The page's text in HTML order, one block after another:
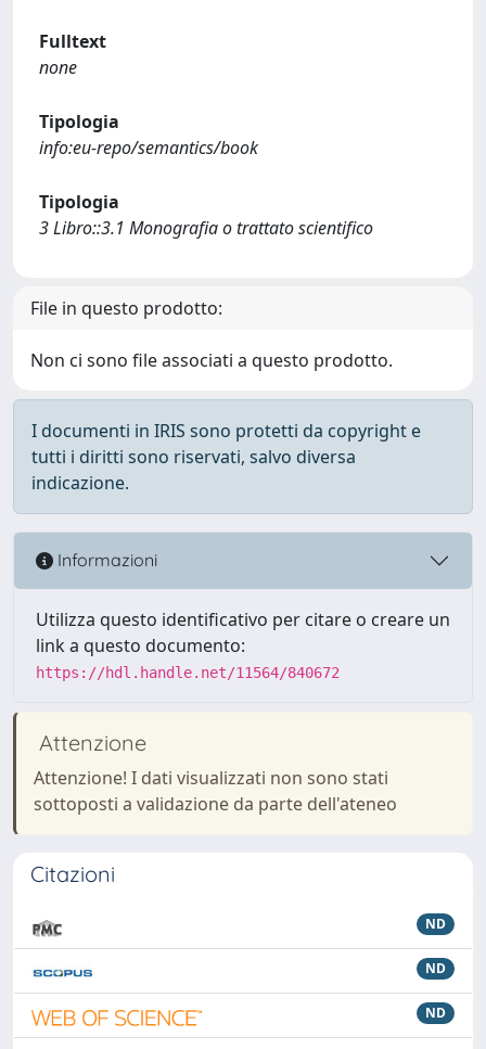
Fulltext
none
Tipologia
info:eu-repo/semantics/book
Tipologia
3 Libro::3.1 Monografia o trattato scientifico
File in questo prodotto:
Non ci sono file associati a questo prodotto.
I documenti in IRIS sono protetti da copyright e
tutti i diritti sono riservati, salvo diversa
indicazione.
Informazioni
Utilizza questo identificativo per citare o creare un
link a questo documento:
https://hdl.handle.net/11564/840672
Attenzione
Attenzione! I dati visualizzati non sono stati
sottoposti a validazione da parte dell'ateneo
Citazioni
ND
ND
ND